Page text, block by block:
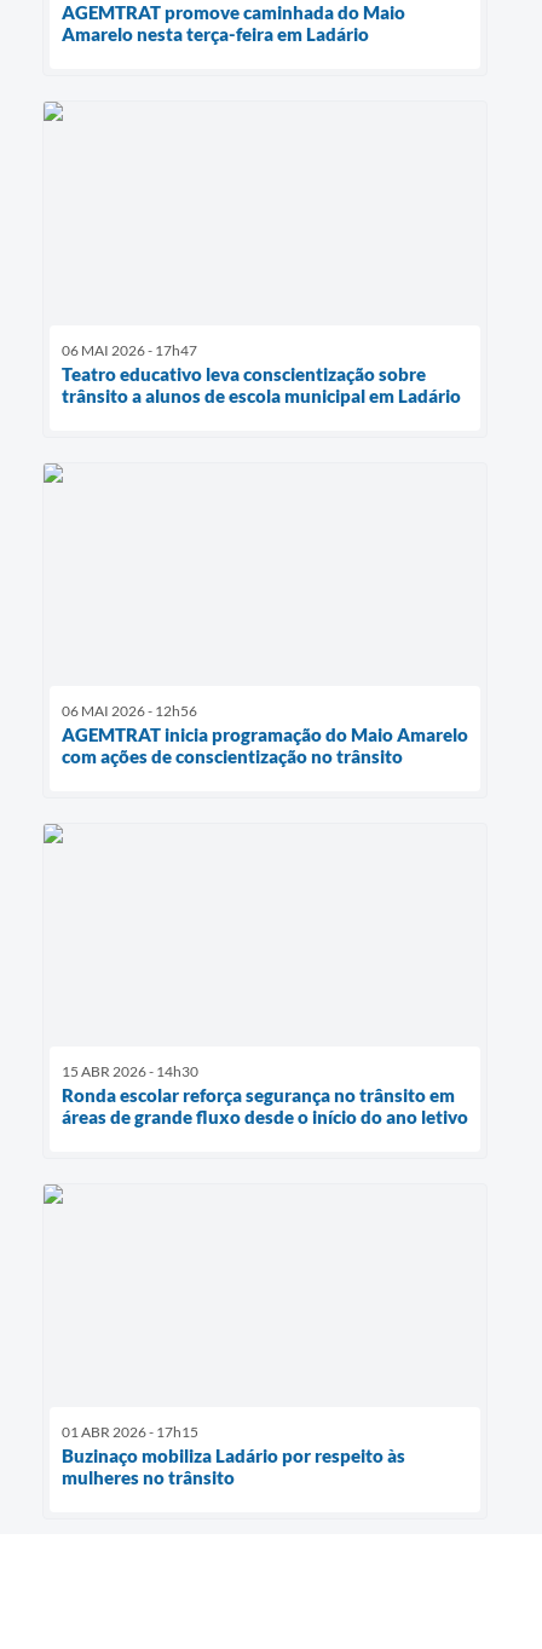
AGEMTRAT promove caminhada do Maio
Amarelo nesta terça-feira em Ladário
06 MAI 2026 - 17h47
Teatro educativo leva conscientização sobre
trânsito a alunos de escola municipal em Ladário
06 MAI 2026 - 12h56
AGEMTRAT inicia programação do Maio Amarelo
com ações de conscientização no trânsito
15 ABR 2026 - 14h30
Ronda escolar reforça segurança no trânsito em
áreas de grande fluxo desde o início do ano letivo
01 ABR 2026 - 17h15
Buzinaço mobiliza Ladário por respeito às
mulheres no trânsito